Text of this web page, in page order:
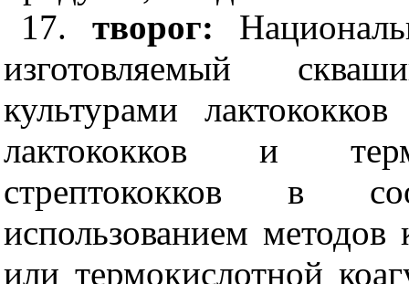
17.творог:
изготовляемый
культурами
лактококков и
стрептококков в
использованием
или термокислотной